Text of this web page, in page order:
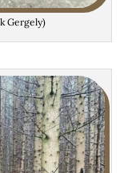
Gergely)